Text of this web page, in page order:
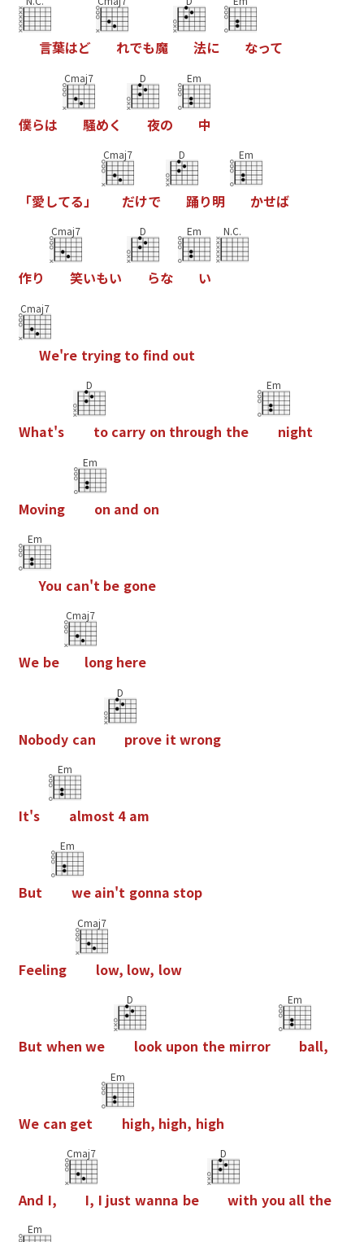
言葉はど れでも魔 法に なって
僕らは
Cmaj7
騒めく
D
夜の
Em
中
「愛してる」
Cmaj7
だけで
D
踊り明
Em
かせば
作り
Cmaj7
笑いもい
D
らな
Em
い
N.C.
Cmaj7
We're trying to fnd out
What's
D
to carry on through the
Em
night
Moving
Em
on and on
Em
You can't be gone
We be
Cmaj7
long here
Nobody can
D
prove it wrong
It's
Em
almost 4 am
But
Em
we ain't gonna stop
Feeling
Cmaj7
low, low, low
But when we
D
look upon the mirror
Em
ball,
We can get
Em
high, high, high
And I,
Cmaj7
I, I just wanna be
D
with you all the
Em